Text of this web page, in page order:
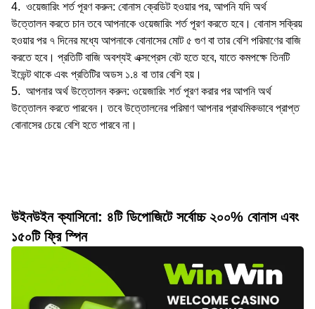
ওয়েজারিং শর্ত পূরণ করুন: বোনাস ক্রেডিট হওয়ার পর, আপনি যদি অর্থ
উত্তোলন করতে চান তবে আপনাকে ওয়েজারিং শর্ত পূরণ করতে হবে। বোনাস সক্রিয়
হওয়ার পর ৭ দিনের মধ্যে আপনাকে বোনাসের মোট ৫ গুণ বা তার বেশি পরিমাণের বাজি
করতে হবে। প্রতিটি বাজি অবশ্যই এক্সপ্রেস বেট হতে হবে, যাতে কমপক্ষে তিনটি
ইভেন্ট থাকে এবং প্রতিটির অডস ১.৪ বা তার বেশি হয়।
আপনার অর্থ উত্তোলন করুন: ওয়েজারিং শর্ত পূরণ করার পর আপনি অর্থ
উত্তোলন করতে পারবেন। তবে উত্তোলনের পরিমাণ আপনার প্রাথমিকভাবে প্রাপ্ত
বোনাসের চেয়ে বেশি হতে পারবে না।
উইনউইন ক্যাসিনো: ৪টি ডিপোজিটে সর্বোচ্চ ২০০% বোনাস এবং
১৫০টি ফ্রি স্পিন